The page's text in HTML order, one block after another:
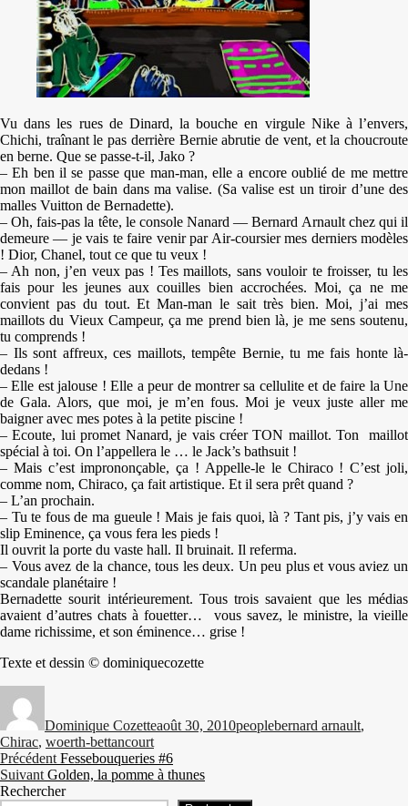
Vu dans les rues de Dinard, la bouche en virgule Nike à l’envers,
Chichi, traînant le pas derrière Bernie abrutie de vent, et la choucroute
en berne. Que se passe-t-il, Jako ?
– Eh ben il se passe que man-man, elle a encore oublié de me mettre
mon maillot de bain dans ma valise. (Sa valise est un tiroir d’une des
malles Vuitton de Bernadette).
– Oh, fais-pas la tête, le console Nanard — Bernard Arnault chez qui il
demeure — je vais te faire venir par Air-coursier mes derniers modèles
! Dior, Chanel, tout ce que tu veux !
– Ah non, j’en veux pas ! Tes maillots, sans vouloir te froisser, tu les
fais pour les jeunes aux couilles bien accrochées. Moi, ça ne me
convient pas du tout. Et Man-man le sait très bien. Moi, j’ai mes
maillots du Vieux Campeur, ça me prend bien là, je me sens soutenu,
tu comprends !
– Ils sont affreux, ces maillots, tempête Bernie, tu me fais honte là-
dedans !
– Elle est jalouse ! Elle a peur de montrer sa cellulite et de faire la Une
de Gala. Alors, que moi, je m’en fous. Moi je veux juste aller me
baigner avec mes potes à la petite piscine !
– Ecoute, lui promet Nanard, je vais créer TON maillot. Ton maillot
spécial à toi. On l’appellera le … le Jack’s bathsuit !
– Mais c’est imprononçable, ça ! Appelle-le le Chiraco ! C’est joli,
comme nom, Chiraco, ça fait artistique. Et il sera prêt quand ?
– L’an prochain.
– Tu te fous de ma gueule ! Mais je fais quoi, là ? Tant pis, j’y vais en
slip Eminence, ça vous fera les pieds !
Il ouvrit la porte du vaste hall. Il bruinait. Il referma.
– Vous avez de la chance, tous les deux. Un peu plus et vous aviez un
scandale planétaire !
Bernadette sourit intérieurement. Tous trois savaient que les médias
avaient d’autres chats à fouetter… vous savez, le ministre, la vieille
dame richissime, et son éminence… grise !
Texte et dessin © dominiquecozette
Dominique Cozetteaoût 30, 2010peoplebernard arnault,
Chirac, woerth-bettancourt
Navigation
de
Précédent Publication
précédente :
Fessebouqueries #6
Suivant Publication
suivante :
Golden, la pomme à thunes
Rechercher